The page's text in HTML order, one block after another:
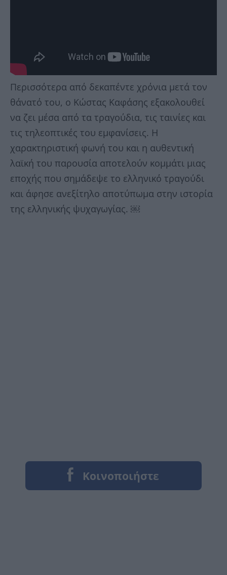
Περισσότερα από δεκαπέντε χρόνια μετά τον
θάνατό του, ο Κώστας Καφάσης εξακολουθεί
να ζει μέσα από τα τραγούδια, τις ταινίες και
τις τηλεοπτικές του εμφανίσεις. Η
χαρακτηριστική φωνή του και η αυθεντική
λαϊκή του παρουσία αποτελούν κομμάτι μιας
εποχής που σημάδεψε το ελληνικό τραγούδι
και άφησε ανεξίτηλο αποτύπωμα στην ιστορία
της ελληνικής ψυχαγωγίας. ￼